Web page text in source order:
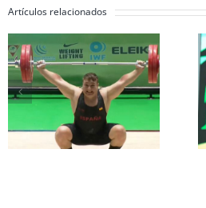
Artículos relacionados
Erik Guadamud
conquista el oro
mundial en
arrancada y dos
platas en
Colombia